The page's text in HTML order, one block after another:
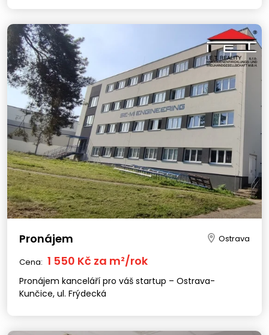
Pronájem Ostrava
Cena: 1 550 Kč za m²/rok
Pronájem kanceláří pro váš startup – Ostrava-
Kunčice, ul. Frýdecká